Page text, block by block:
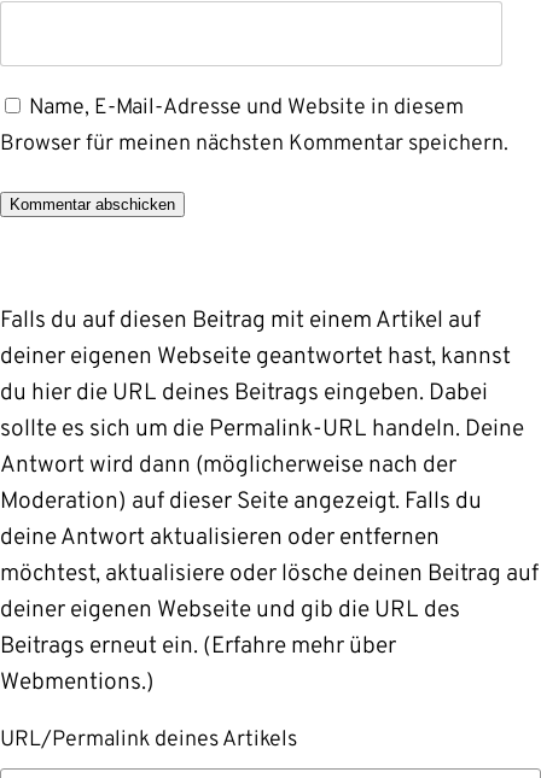
Name, E-Mail-Adresse und Website in diesem
Browser für meinen nächsten Kommentar speichern.
Falls du auf diesen Beitrag mit einem Artikel auf
deiner eigenen Webseite geantwortet hast, kannst
du hier die URL deines Beitrags eingeben. Dabei
sollte es sich um die Permalink-URL handeln. Deine
Antwort wird dann (möglicherweise nach der
Moderation) auf dieser Seite angezeigt. Falls du
deine Antwort aktualisieren oder entfernen
möchtest, aktualisiere oder lösche deinen Beitrag auf
deiner eigenen Webseite und gib die URL des
Beitrags erneut ein. (Erfahre mehr über
Webmentions.)
URL/Permalink deines Artikels